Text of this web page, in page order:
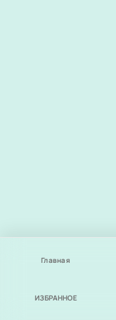
Главная
ИЗБРАННОЕ